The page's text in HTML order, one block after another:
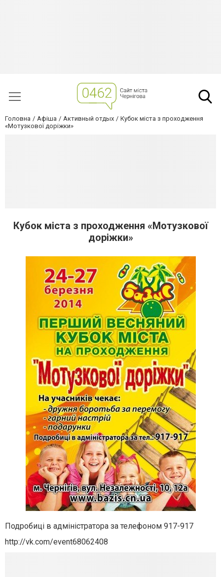
Головна Афіша Активный отдых
Кубок міста з проходження
«Мотузкової доріжки»
Кубок міста з проходження «Мотузкової
доріжки»
Подробиці в адміністратора за телефоном 917-917
http://vk.com/event68062408